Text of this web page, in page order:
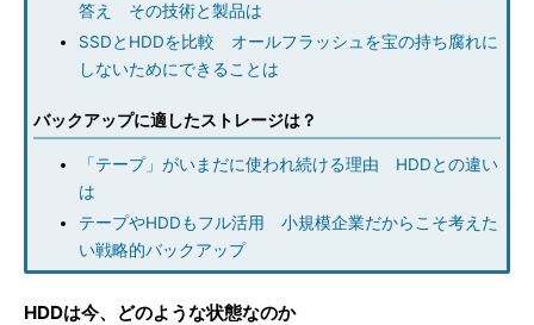
答え その技術と製品は
SSDとHDDを比較 オールフラッシュを宝の持ち腐れに
しないためにできることは
バックアップに適したストレージは？
「テープ」がいまだに使われ続ける理由 HDDとの違い
は
テープやHDDもフル活用 小規模企業だからこそ考えた
い戦略的バックアップ
HDDは今、どのような状態なのか